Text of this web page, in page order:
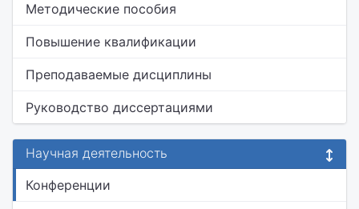
Методические пособия
Повышение квалификации
Преподаваемые дисциплины
Руководство диссертациями
Научная деятельность
Конференции